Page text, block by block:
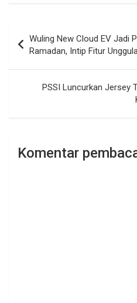
pos
Wuling New Cloud EV Jadi
Ramadan, Intip Fitur
PSSI Luncurkan Jersey
Komentar